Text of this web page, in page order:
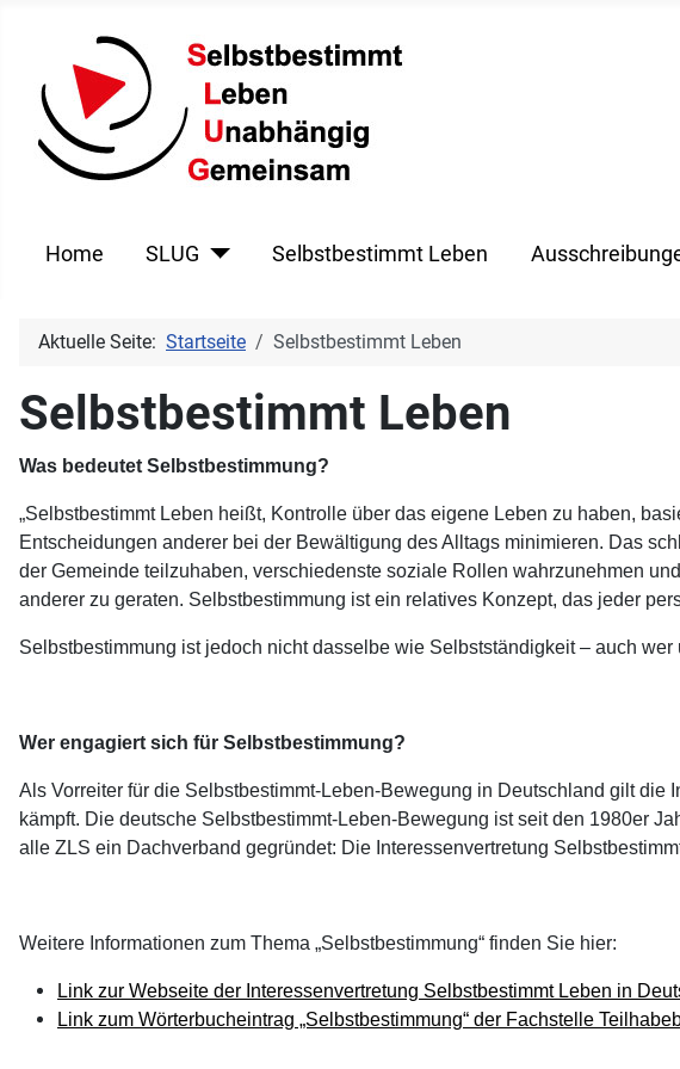
Home SLUG Selbstbestimmt Leben
Aktuelle Seite: Startseite Selbstbestimmt Leben
Selbstbestimmt Leben
Was bedeutet Selbstbestimmung?
„Selbstbestimmt Leben heißt, Kontrolle über das eigene Leben zu haben,
Entscheidungen anderer bei der Bewältigung des Alltags minimieren. Das
der Gemeinde teilzuhaben, verschiedenste soziale Rollen wahrzunehmen
anderer zu geraten. Selbstbestimmung ist ein relatives Konzept, das jeder
Selbstbestimmung ist jedoch nicht dasselbe wie Selbstständigkeit – auch
Wer engagiert sich für Selbstbestimmung?
Als Vorreiter für die Selbstbestimmt-Leben-Bewegung in Deutschland gilt
kämpft. Die deutsche Selbstbestimmt-Leben-Bewegung ist seit den 1980er
alle ZLS ein Dachverband gegründet: Die Interessenvertretung
Weitere Informationen zum Thema „Selbstbestimmung“ finden Sie hier:
Link zur Webseite der Interessenvertretung Selbstbestimmt Leben in
Link zum Wörterbucheintrag „Selbstbestimmung“ der Fachstelle